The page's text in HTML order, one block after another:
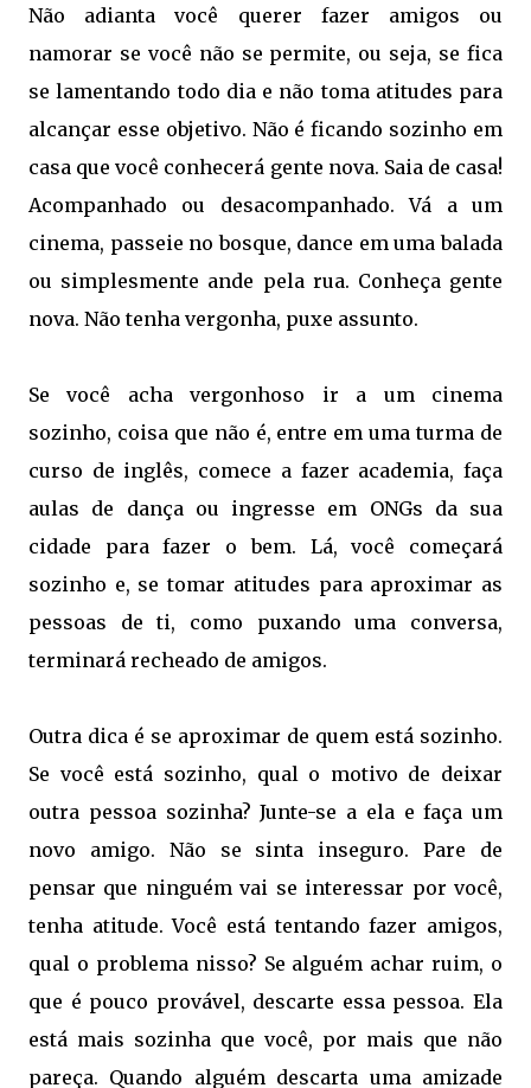
Não adianta você querer fazer amigos ou
namorar se você não se permite, ou seja, se fica
se lamentando todo dia e não toma atitudes para
alcançar esse objetivo. Não é ficando sozinho em
casa que você conhecerá gente nova. Saia de casa!
Acompanhado ou desacompanhado. Vá a um
cinema, passeie no bosque, dance em uma balada
ou simplesmente ande pela rua. Conheça gente
nova. Não tenha vergonha, puxe assunto.
Se você acha vergonhoso ir a um cinema
sozinho, coisa que não é, entre em uma turma de
curso de inglês, comece a fazer academia, faça
aulas de dança ou ingresse em ONGs da sua
cidade para fazer o bem. Lá, você começará
sozinho e, se tomar atitudes para aproximar as
pessoas de ti, como puxando uma conversa,
terminará recheado de amigos.
Outra dica é se aproximar de quem está sozinho.
Se você está sozinho, qual o motivo de deixar
outra pessoa sozinha? Junte-se a ela e faça um
novo amigo. Não se sinta inseguro. Pare de
pensar que ninguém vai se interessar por você,
tenha atitude. Você está tentando fazer amigos,
qual o problema nisso? Se alguém achar ruim, o
que é pouco provável, descarte essa pessoa. Ela
está mais sozinha que você, por mais que não
pareça. Quando alguém descarta uma amizade